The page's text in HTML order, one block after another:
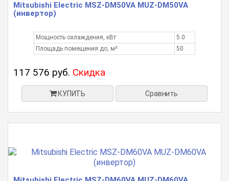
Mitsubishi Electric MSZ-DM50VA MUZ-DM50VA
(инвертор)
Мощность охлаждения, кВт
5.0
Площадь помещения до, м²
50
117 576 руб. Скидка
КУПИТЬ Сравнить